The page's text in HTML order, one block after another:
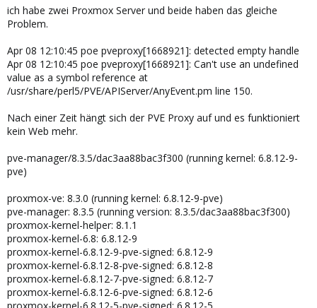
ich habe zwei Proxmox Server und beide haben das gleiche
Problem.
Apr 08 12:10:45 poe pveproxy[1668921]: detected empty handle
Apr 08 12:10:45 poe pveproxy[1668921]: Can't use an undefined
value as a symbol reference at
/usr/share/perl5/PVE/APIServer/AnyEvent.pm line 150.
Nach einer Zeit hängt sich der PVE Proxy auf und es funktioniert
kein Web mehr.
pve-manager/8.3.5/dac3aa88bac3f300 (running kernel: 6.8.12-9-
pve)
proxmox-ve: 8.3.0 (running kernel: 6.8.12-9-pve)
pve-manager: 8.3.5 (running version: 8.3.5/dac3aa88bac3f300)
proxmox-kernel-helper: 8.1.1
proxmox-kernel-6.8: 6.8.12-9
proxmox-kernel-6.8.12-9-pve-signed: 6.8.12-9
proxmox-kernel-6.8.12-8-pve-signed: 6.8.12-8
proxmox-kernel-6.8.12-7-pve-signed: 6.8.12-7
proxmox-kernel-6.8.12-6-pve-signed: 6.8.12-6